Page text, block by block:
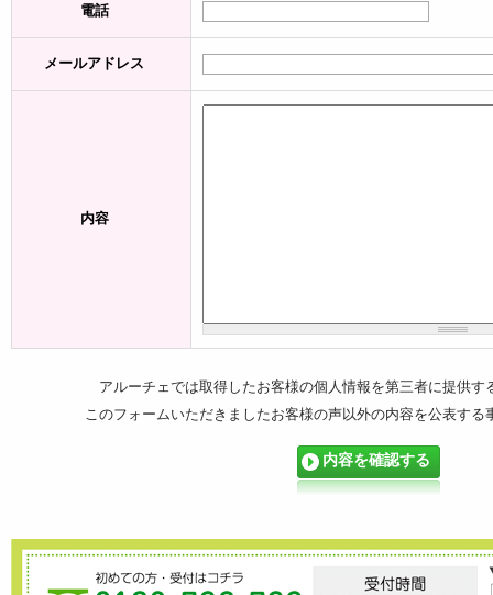
電話
メールアドレス
内容
アルーチェでは取得したお客様の個人情報を第三者に提供す
このフォームいただきましたお客様の声以外の内容を公表する